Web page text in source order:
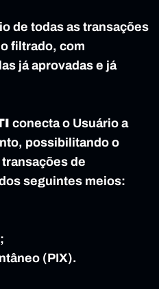
de todas as transações
filtrado, com
já aprovadas e já
conecta o Usuário a
possibilitando o
de
seguintes meios:
(PIX).